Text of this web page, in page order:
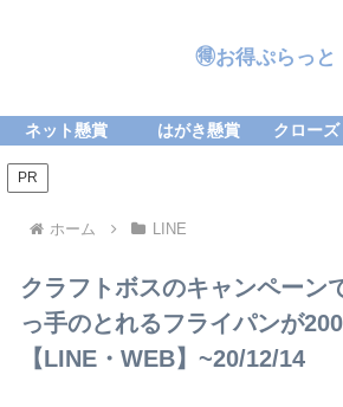
🉐お得ぷらっと
ネット懸賞 はがき懸賞 クロー
PR
ホーム LINE
クラフトボスのキャンペーン
っ手のとれるフライパンが
【LINE・WEB】~20/12/14